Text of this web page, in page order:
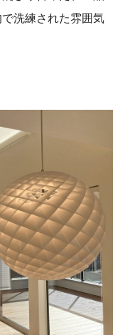
洗練された雰囲気